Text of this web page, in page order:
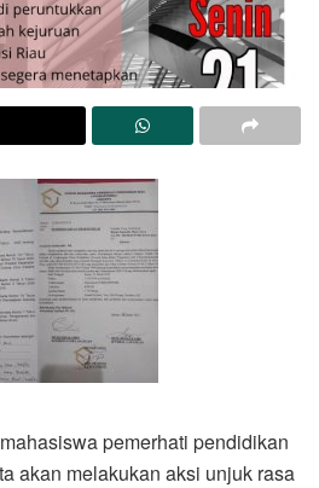
pemerhati pendidikan
akan melakukan aksi unjuk rasa